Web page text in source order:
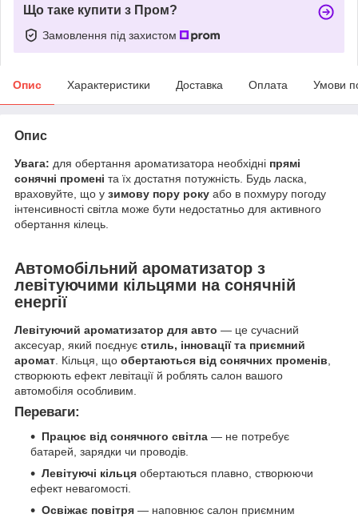
Що таке купити з Пром?
Замовлення під захистом
Опис Характеристики Доставка Оплата Умови
Опис
Увага: для обертання ароматизатора необхідні прямі
сонячні промені та їх достатня потужність. Будь ласка,
враховуйте, що у зимову пору року або в похмуру погоду
інтенсивності світла може бути недостатньо для активного
обертання кілець.
Автомобільний ароматизатор з
левітуючими кільцями на сонячній
енергії
Левітуючий ароматизатор для авто — це сучасний
аксесуар, який поєднує стиль, інновації та приємний
аромат. Кільця, що обертаються від сонячних променів,
створюють ефект левітації й роблять салон вашого
автомобіля особливим.
Переваги:
Працює від сонячного світла — не потребує
батарей, зарядки чи проводів.
Левітуючі кільця обертаються плавно, створюючи
ефект невагомості.
Освіжає повітря — наповнює салон приємним